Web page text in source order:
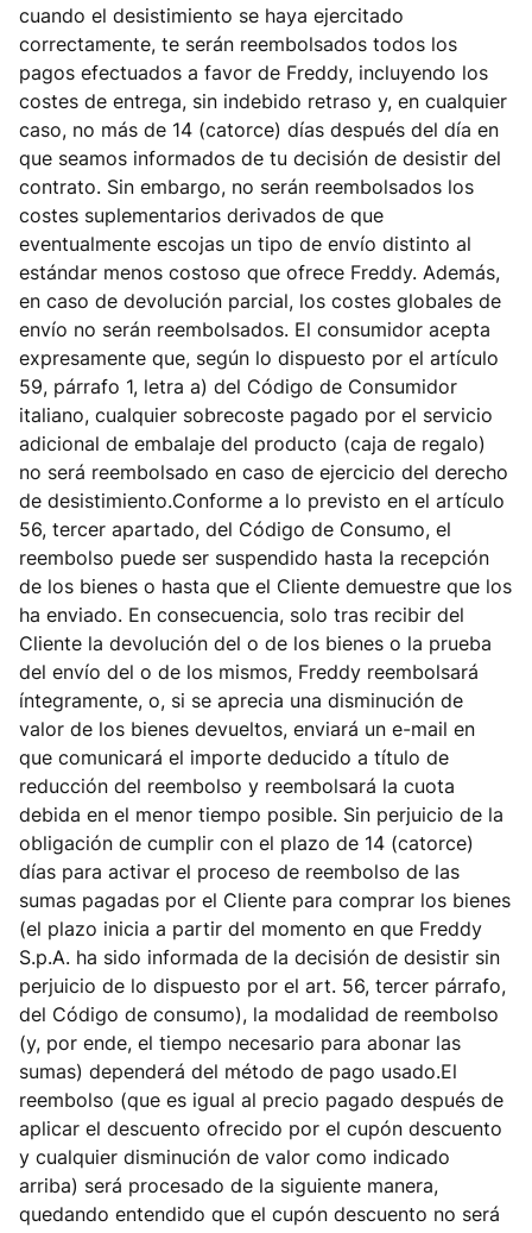
cuando el desistimiento se haya ejercitado
correctamente, te serán reembolsados todos los
pagos efectuados a favor de Freddy, incluyendo los
costes de entrega, sin indebido retraso y, en cualquier
caso, no más de 14 (catorce) días después del día en
que seamos informados de tu decisión de desistir del
contrato. Sin embargo, no serán reembolsados los
costes suplementarios derivados de que
eventualmente escojas un tipo de envío distinto al
estándar menos costoso que ofrece Freddy. Además,
en caso de devolución parcial, los costes globales de
envío no serán reembolsados. El consumidor acepta
expresamente que, según lo dispuesto por el artículo
59, párrafo 1, letra a) del Código de Consumidor
italiano, cualquier sobrecoste pagado por el servicio
adicional de embalaje del producto (caja de regalo)
no será reembolsado en caso de ejercicio del derecho
de desistimiento.Conforme a lo previsto en el artículo
56, tercer apartado, del Código de Consumo, el
reembolso puede ser suspendido hasta la recepción
de los bienes o hasta que el Cliente demuestre que los
ha enviado. En consecuencia, solo tras recibir del
Cliente la devolución del o de los bienes o la prueba
del envío del o de los mismos, Freddy reembolsará
íntegramente, o, si se aprecia una disminución de
valor de los bienes devueltos, enviará un e-mail en
que comunicará el importe deducido a título de
reducción del reembolso y reembolsará la cuota
debida en el menor tiempo posible. Sin perjuicio de la
obligación de cumplir con el plazo de 14 (catorce)
días para activar el proceso de reembolso de las
sumas pagadas por el Cliente para comprar los bienes
(el plazo inicia a partir del momento en que Freddy
S.p.A. ha sido informada de la decisión de desistir sin
perjuicio de lo dispuesto por el art. 56, tercer párrafo,
del Código de consumo), la modalidad de reembolso
(y, por ende, el tiempo necesario para abonar las
sumas) dependerá del método de pago usado.El
reembolso (que es igual al precio pagado después de
aplicar el descuento ofrecido por el cupón descuento
y cualquier disminución de valor como indicado
arriba) será procesado de la siguiente manera,
quedando entendido que el cupón descuento no será